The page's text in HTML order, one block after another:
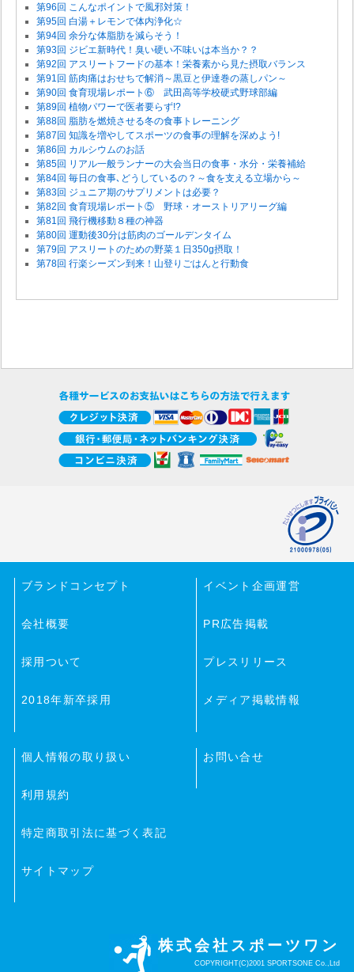
第96回 こんなポイントで風邪対策！
第95回 白湯＋レモンで体内浄化☆
第94回 余分な体脂肪を減らそう！
第93回 ジビエ新時代！臭い硬い不味いは本当か？？
第92回 アスリートフードの基本！栄養素から見た摂取バランス
第91回 筋肉痛はおせちで解消～黒豆と伊達巻の蒸しパン～
第90回 食育現場レポート⑥ 武田高等学校硬式野球部編
第89回 植物パワーで医者要らず!?
第88回 脂肪を燃焼させる冬の食事トレーニング
第87回 知識を増やしてスポーツの食事の理解を深めよう!
第86回 カルシウムのお話
第85回 リアル一般ランナーの大会当日の食事・水分・栄養補給
第84回 毎日の食事､どうしているの？～食を支える立場から～
第83回 ジュニア期のサプリメントは必要？
第82回 食育現場レポート⑤ 野球・オーストリアリーグ編
第81回 飛行機移動８種の神器
第80回 運動後30分は筋肉のゴールデンタイム
第79回 アスリートのための野菜１日350g摂取！
第78回 行楽シーズン到来！山登りごはんと行動食
ブランドコンセプト
会社概要
採用ついて
2018年新卒採用
イベント企画運営
PR広告掲載
プレスリリース
メディア掲載情報
個人情報の取り扱い
利用規約
特定商取引法に基づく表記
サイトマップ
お問い合せ
株式会社スポーツワン
COPYRIGHT(C)2001 SPORTSONE Co.,Ltd